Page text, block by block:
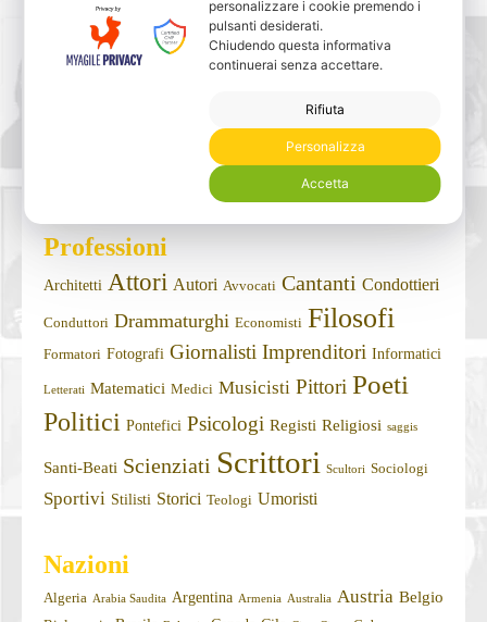
Professioni
Architetti Attori Autori Avvocati Cantanti Condottieri
Conduttori Drammaturghi Economisti Filosofi
Formatori Fotografi Giornalisti Imprenditori Informatici
Letterati Matematici Medici Musicisti Pittori Poeti
Politici Pontefici Psicologi Registi Religiosi saggis
Santi-Beati Scienziati Scrittori Scultori Sociologi
Sportivi Stilisti Storici Teologi Umoristi
Nazioni
Algeria Arabia Saudita Argentina Armenia Australia Austria Belgio
personalizzare i cookie premendo i
pulsanti desiderati.
Chiudendo questa informativa
continuerai senza accettare.
Accetta
Rifiuta
Personalizza